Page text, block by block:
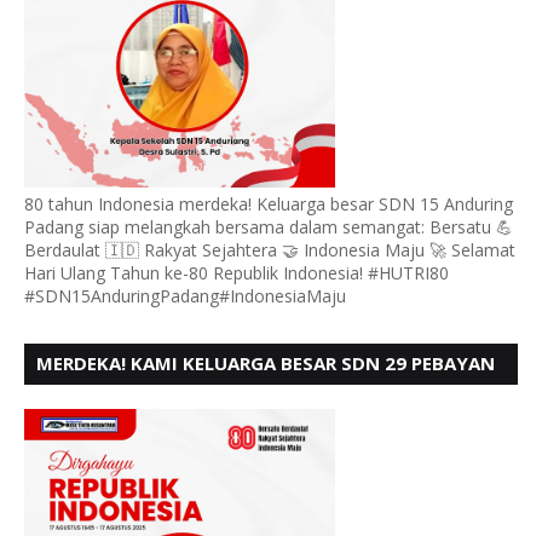
80 tahun Indonesia merdeka! Keluarga besar SDN 15 Anduring
Padang siap melangkah bersama dalam semangat: Bersatu 💪
Berdaulat 🇮🇩 Rakyat Sejahtera 🤝 Indonesia Maju 🚀 Selamat
Hari Ulang Tahun ke-80 Republik Indonesia! #HUTRI80
#SDN15AnduringPadang#IndonesiaMaju
MERDEKA! KAMI KELUARGA BESAR SDN 29 PEBAYAN
KE - 80